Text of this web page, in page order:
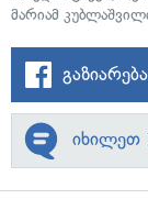
მარიამ
გაზიარება
იხილეთ